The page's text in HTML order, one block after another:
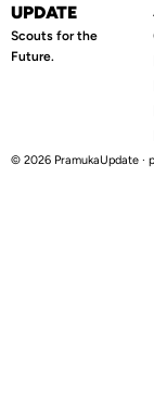
UPDATE
Scouts for the
Future.
© 2026 PramukaUpdate ·